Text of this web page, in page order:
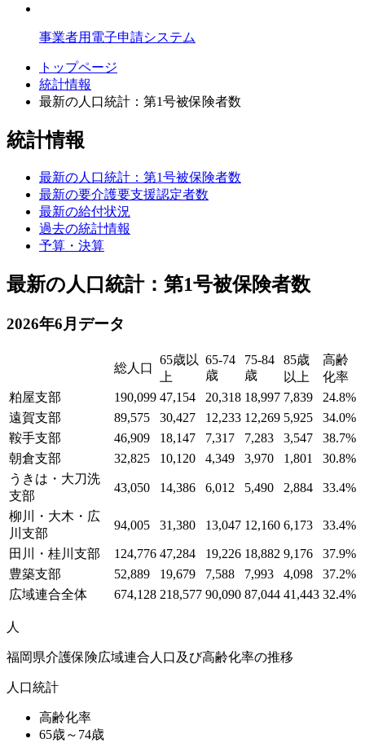
事業者用電子申請システム
トップページ
統計情報
最新の人口統計：第1号被保険者数
統計情報
最新の人口統計：第1号被保険者数
最新の要介護要支援認定者数
最新の給付状況
過去の統計情報
予算・決算
最新の人口統計：第1号被保険者数
2026年6月データ
総人口
65歳以
上
65-74
歳
75-84
歳
85歳
以上
高齢
化率
粕屋支部
190,099 47,154 20,318 18,997 7,839
24.8%
遠賀支部
89,575 30,427 12,233 12,269 5,925
34.0%
鞍手支部
46,909 18,147 7,317 7,283 3,547
38.7%
朝倉支部
32,825 10,120 4,349 3,970 1,801
30.8%
うきは・大刀洗
支部
43,050 14,386 6,012 5,490 2,884 33.4%
柳川・大木・広
川支部
94,005 31,380 13,047 12,160 6,173 33.4%
田川・桂川支部 124,776 47,284 19,226 18,882 9,176
37.9%
豊築支部
52,889 19,679 7,588 7,993 4,098
37.2%
広域連合全体
674,128 218,577 90,090 87,044 41,443 32.4%
人
福岡県介護保険広域連合人口及び高齢化率の推移
人口統計
高齢化率
65歳～74歳